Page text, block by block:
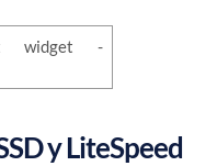
y LiteSpeed